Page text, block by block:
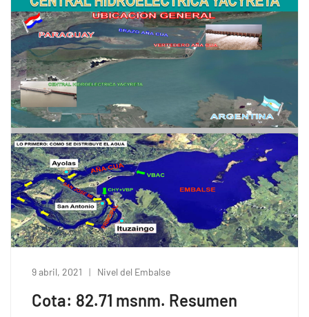
9 abril, 2021 Nivel del Embalse
Cota: 82.71 msnm. Resumen